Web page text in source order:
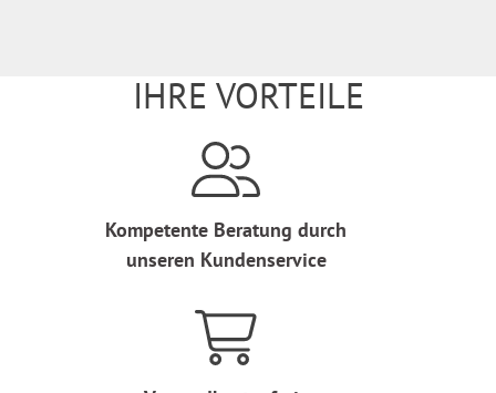
IHRE VORTEILE
Kompetente Beratung durch
unseren Kundenservice